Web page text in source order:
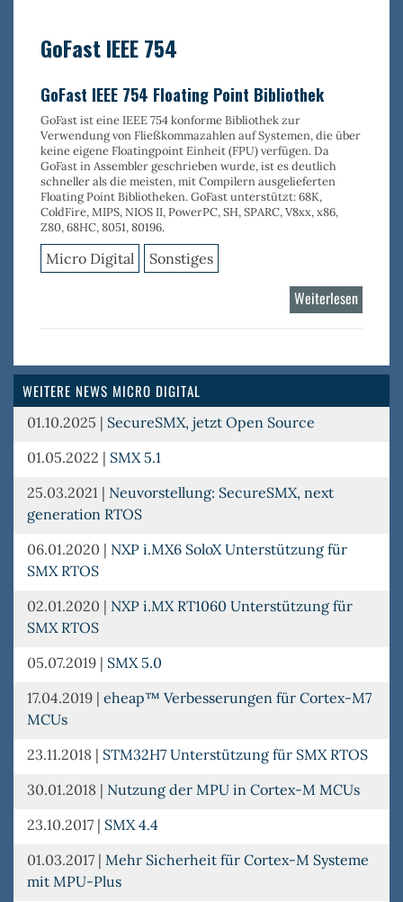
GoFast IEEE 754
GoFast IEEE 754 Floating Point Bibliothek
GoFast ist eine IEEE 754 konforme Bibliothek zur
Verwendung von Fließkommazahlen auf Systemen, die über
keine eigene Floatingpoint Einheit (FPU) verfügen. Da
GoFast in Assembler geschrieben wurde, ist es deutlich
schneller als die meisten, mit Compilern ausgelieferten
Floating Point Bibliotheken. GoFast unterstützt: 68K,
ColdFire, MIPS, NIOS II, PowerPC, SH, SPARC, V8xx, x86,
Z80, 68HC, 8051, 80196.
Micro Digital Sonstiges
Weiterlesen
GoFast
754
WEITERE NEWS MICRO DIGITAL
01.10.2025 | SecureSMX, jetzt Open Source
01.05.2022 | SMX 5.1
25.03.2021 | Neuvorstellung: SecureSMX, next
generation RTOS
06.01.2020 | NXP i.MX6 SoloX Unterstützung für
SMX RTOS
02.01.2020 | NXP i.MX RT1060 Unterstützung für
SMX RTOS
05.07.2019 | SMX 5.0
17.04.2019 | eheap™ Verbesserungen für Cortex-M7
MCUs
23.11.2018 | STM32H7 Unterstützung für SMX RTOS
30.01.2018 | Nutzung der MPU in Cortex-M MCUs
23.10.2017 | SMX 4.4
01.03.2017 | Mehr Sicherheit für Cortex-M Systeme
mit MPU-Plus